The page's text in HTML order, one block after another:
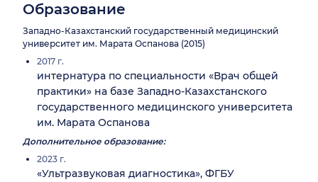
Образование
Западно-Казахстанский государственный медицинский
университет им. Марата Оспанова (2015)
2017 г.
интернатура по специальности «Врач общей
практики» на базе Западно-Казахстанского
государственного медицинского университета
им. Марата Оспанова
Дополнительное образование:
2023 г.
«Ультразвуковая диагностика», ФГБУ